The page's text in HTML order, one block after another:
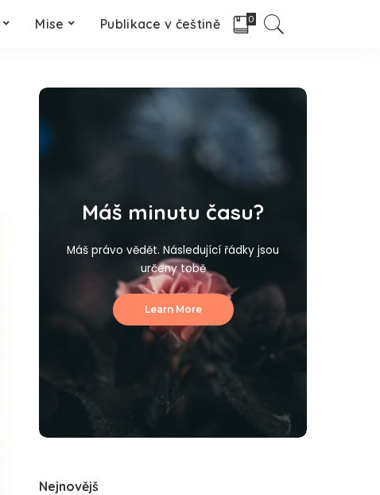
Mise Publikace v češtině 0
Máš minutu času?
Máš právo vědět. Následující řádky jsou
určeny tobě
Learn More
Nejnovějš